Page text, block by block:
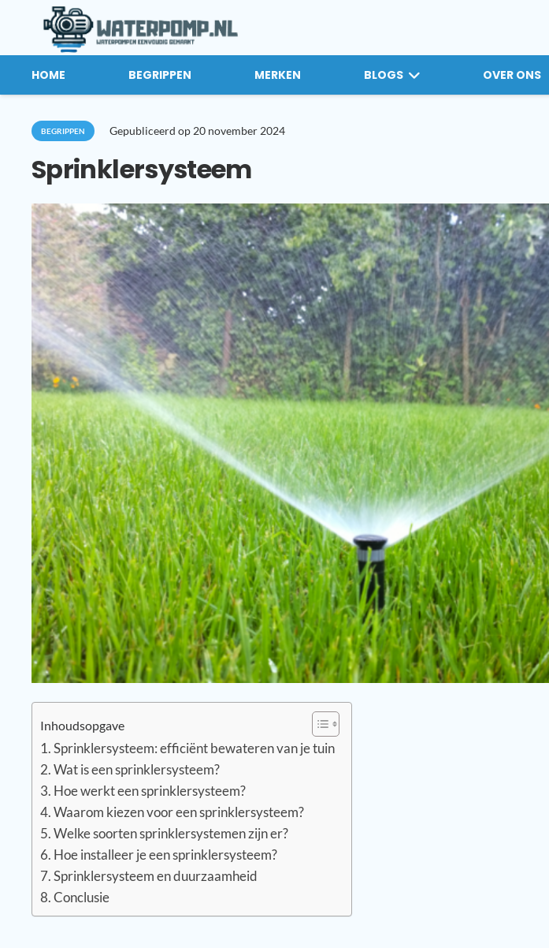
HOME BEGRIPPEN MERKEN BLOGS OVER ONS
BEGRIPPEN Gepubliceerd op 20 november 2024
Sprinklersysteem
Inhoudsopgave
Sprinklersysteem: efficiënt bewateren van je tuin
Wat is een sprinklersysteem?
Hoe werkt een sprinklersysteem?
Waarom kiezen voor een sprinklersysteem?
Welke soorten sprinklersystemen zijn er?
Hoe installeer je een sprinklersysteem?
Sprinklersysteem en duurzaamheid
Conclusie